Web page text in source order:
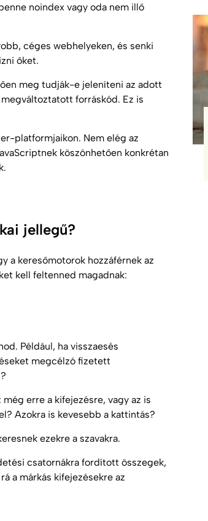
noindex vagy oda nem illő
céges webhelyeken, és senki
őket.
meg tudják-e jeleníteni az adott
forráskód. Ez is
platformjaikon. Nem elég az
köszönhetően konkrétan
jellegű?
a keresőmotorok hozzáférnek az
kell feltenned magadnak:
Például, ha visszaesés
megcélzó fizetett
erre a kifejezésre, vagy az is
Azokra is kevesebb a kattintás?
ezekre a szavakra.
csatornákra fordított összegek,
a márkás kifejezésekre az